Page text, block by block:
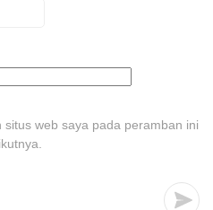
web saya pada peramban ini